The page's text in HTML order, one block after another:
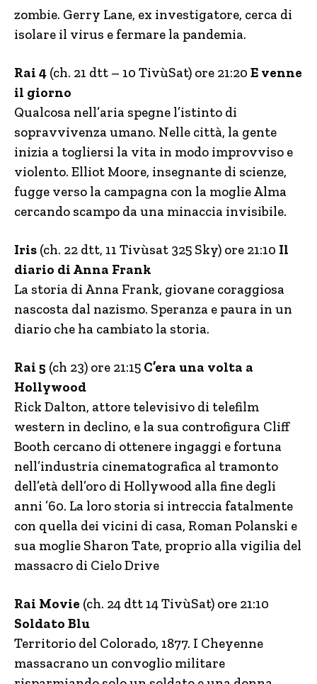
zombie. Gerry Lane, ex investigatore, cerca di
isolare il virus e fermare la pandemia.
Rai 4 (ch. 21 dtt – 10 TivùSat) ore 21:20 E venne
il giorno
Qualcosa nell’aria spegne l’istinto di
sopravvivenza umano. Nelle città, la gente
inizia a togliersi la vita in modo improvviso e
violento. Elliot Moore, insegnante di scienze,
fugge verso la campagna con la moglie Alma
cercando scampo da una minaccia invisibile.
Iris (ch. 22 dtt, 11 Tivùsat 325 Sky) ore 21:10 Il
diario di Anna Frank
La storia di Anna Frank, giovane coraggiosa
nascosta dal nazismo. Speranza e paura in un
diario che ha cambiato la storia.
Rai 5 (ch 23) ore 21:15 C’era una volta a
Hollywood
Rick Dalton, attore televisivo di telefilm
western in declino, e la sua controfigura Cliff
Booth cercano di ottenere ingaggi e fortuna
nell’industria cinematografica al tramonto
dell’età dell’oro di Hollywood alla fine degli
anni ’60. La loro storia si intreccia fatalmente
con quella dei vicini di casa, Roman Polanski e
sua moglie Sharon Tate, proprio alla vigilia del
massacro di Cielo Drive
Rai Movie (ch. 24 dtt 14 TivùSat) ore 21:10
Soldato Blu
Territorio del Colorado, 1877. I Cheyenne
massacrano un convoglio militare